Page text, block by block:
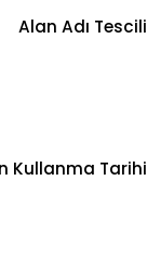
Alan Adı Tescili
Kullanma Tarihi